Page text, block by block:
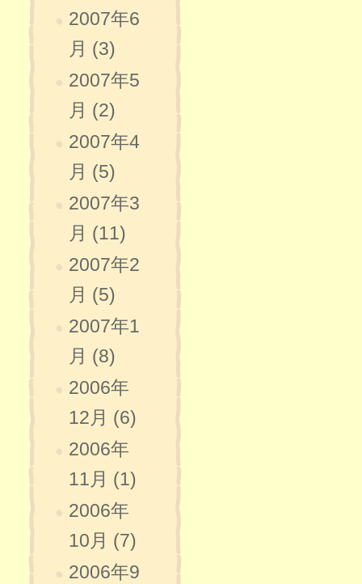
2007年6
月 (3)
2007年5
月 (2)
2007年4
月 (5)
2007年3
月 (11)
2007年2
月 (5)
2007年1
月 (8)
2006年
12月 (6)
2006年
11月 (1)
2006年
10月 (7)
2006年9